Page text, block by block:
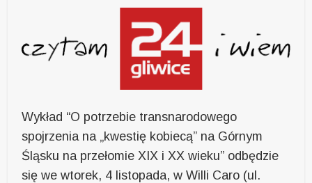
Wykład “O potrzebie transnarodowego
spojrzenia na „kwestię kobiecą” na Górnym
Śląsku na przełomie XIX i XX wieku” odbędzie
się we wtorek, 4 listopada, w Willi Caro (ul.